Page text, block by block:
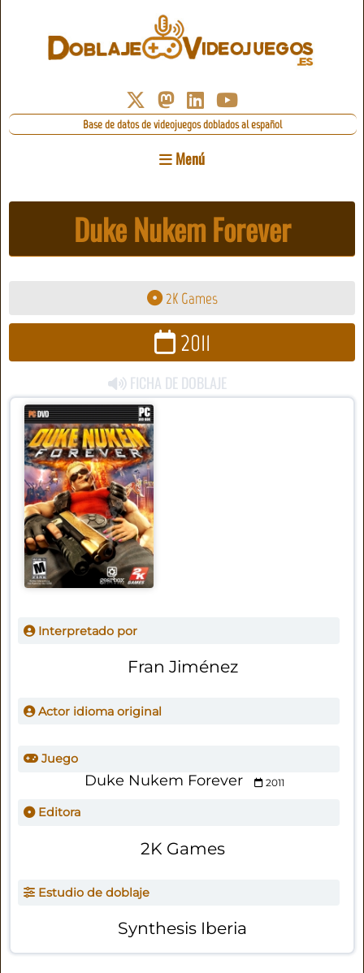
Base de datos de videojuegos doblados al español
Menú
Duke Nukem Forever
2K Games
2011
FICHA DE DOBLAJE
Interpretado por
Fran Jiménez
Actor idioma original
Juego
Duke Nukem Forever 2011
Editora
2K Games
Estudio de doblaje
Synthesis Iberia